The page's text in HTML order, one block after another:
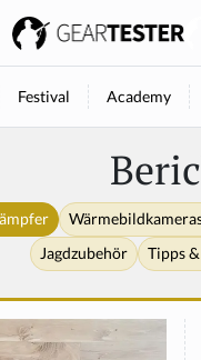
Festival Academy
Jagdzubehör
Tipps